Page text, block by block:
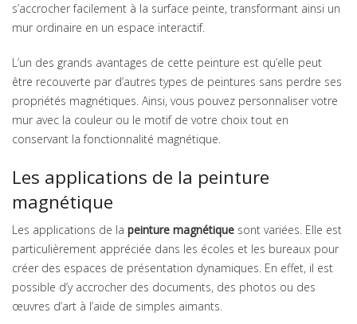
s’accrocher facilement à la surface peinte, transformant ainsi un
mur ordinaire en un espace interactif.
L’un des grands avantages de cette peinture est qu’elle peut
être recouverte par d’autres types de peintures sans perdre ses
propriétés magnétiques. Ainsi, vous pouvez personnaliser votre
mur avec la couleur ou le motif de votre choix tout en
conservant la fonctionnalité magnétique.
Les applications de la peinture
magnétique
Les applications de la peinture magnétique sont variées. Elle est
particulièrement appréciée dans les écoles et les bureaux pour
créer des espaces de présentation dynamiques. En effet, il est
possible d’y accrocher des documents, des photos ou des
œuvres d’art à l’aide de simples aimants.